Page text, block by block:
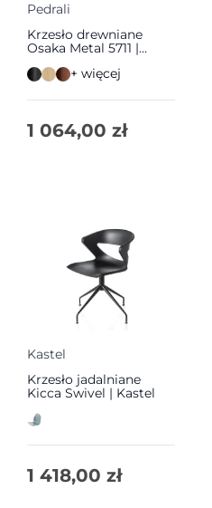
Pedrali
Krzesło drewniane
Osaka Metal 5711 |
+ więcej
1 064,00 zł
Kastel
Krzesło jadalniane
Kicca Swivel | Kastel
1 418,00 zł